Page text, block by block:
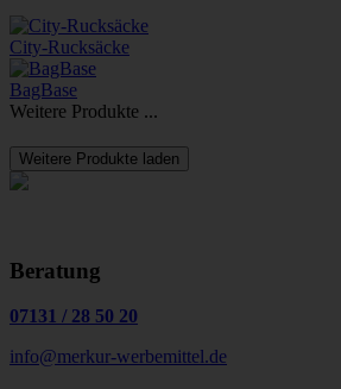
City-Rucksäcke
BagBase
Weitere Produkte ...
Weitere Produkte laden
Beratung
07131 / 28 50 20
info@merkur-werbemittel.de